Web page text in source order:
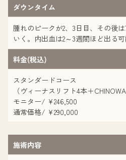
ダウンタイム
腫れのピークが2、3日目、その後
いく。内出血は2～3週間ほど出る可
料金(税込)
スタンダードコース
（ヴィーナスリフト4本＋
モニター/ ¥246,500
通常価格/ ¥290,000
施術内容